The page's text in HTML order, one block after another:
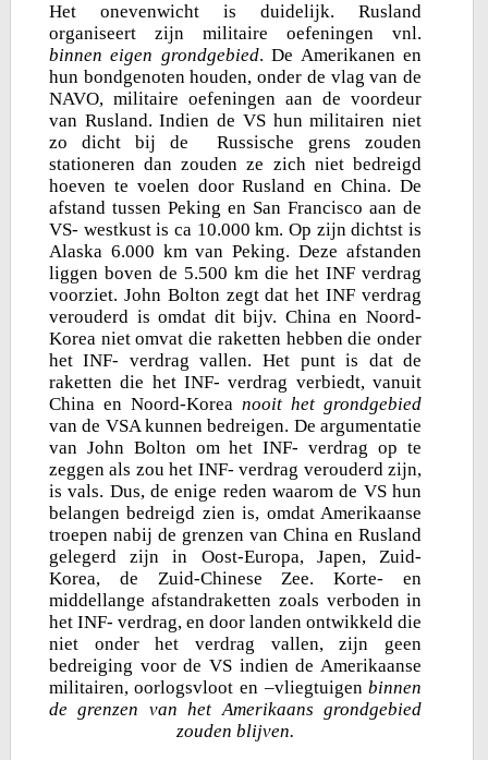
Het onevenwicht is duidelijk. Rusland
organiseert zijn militaire oefeningen vnl.
binnen eigen grondgebied. De Amerikanen en
hun bondgenoten houden, onder de vlag van de
NAVO, militaire oefeningen aan de voordeur
van Rusland. Indien de VS hun militairen niet
zo dicht bij de Russische grens zouden
stationeren dan zouden ze zich niet bedreigd
hoeven te voelen door Rusland en China. De
afstand tussen Peking en San Francisco aan de
VS- westkust is ca 10.000 km. Op zijn dichtst is
Alaska 6.000 km van Peking. Deze afstanden
liggen boven de 5.500 km die het INF verdrag
voorziet. John Bolton zegt dat het INF verdrag
verouderd is omdat dit bijv. China en Noord-
Korea niet omvat die raketten hebben die onder
het INF- verdrag vallen. Het punt is dat de
raketten die het INF- verdrag verbiedt, vanuit
China en Noord-Korea nooit het grondgebied
van de VSA kunnen bedreigen. De argumentatie
van John Bolton om het INF- verdrag op te
zeggen als zou het INF- verdrag verouderd zijn,
is vals. Dus, de enige reden waarom de VS hun
belangen bedreigd zien is, omdat Amerikaanse
troepen nabij de grenzen van China en Rusland
gelegerd zijn in Oost-Europa, Japen, Zuid-
Korea, de Zuid-Chinese Zee. Korte- en
middellange afstandraketten zoals verboden in
het INF- verdrag, en door landen ontwikkeld die
niet onder het verdrag vallen, zijn geen
bedreiging voor de VS indien de Amerikaanse
militairen, oorlogsvloot en –vliegtuigenbinnen
de grenzen van het Amerikaans grondgebied
zouden blijven.